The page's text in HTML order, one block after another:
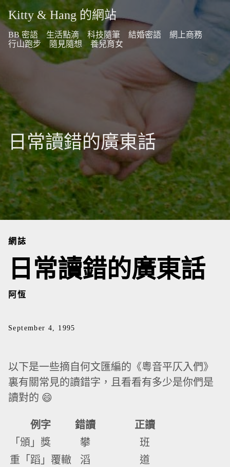
Kitty & Hang 的網站
BB 密語 生活點滴 科技隨筆 結婚密語
網上商務
行山跑步
隨見隨想 養兒育女
日常讀錯的廣東話
網誌
日常讀錯的廣東話
阿恆
September 4, 1995
以下是一些摘自何文匯編的《粵音平仄入們》
裏有關常見的讀錯字，且看看有多少是你們是
讀對的 😄
例字 錯讀 正讀
「頒」獎 攀
班
重「蹈」覆轍
滔
道